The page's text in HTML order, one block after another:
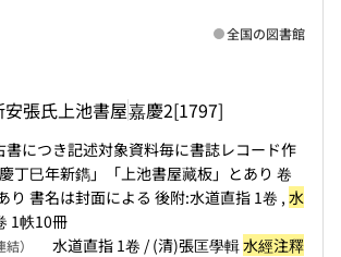
安張氏上池書屋嘉慶2[1797]
全国の図書館
書につき記述対象資料毎に書誌レコード作
丁巳年新鐫」「上池書屋藏板」とあり 卷
り 書名は封面による 後附:水道直指 1卷 , 水
1帙10冊
） 水道直指 1卷 / (清)張匡學輯水經注釋